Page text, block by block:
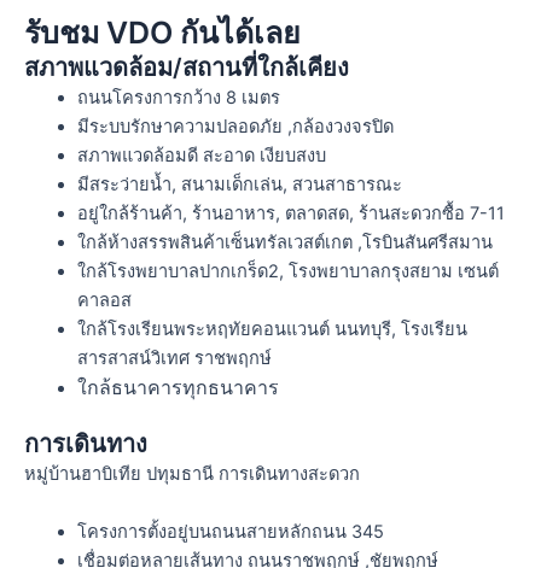
รับชม VDO กันได้เลย
สภาพแวดล้อม/สถานที่ใกล้เคียง
ถนนโครงการกว้าง 8 เมตร
มีระบบรักษาความปลอดภัย ,กล้องวงจรปิด
สภาพแวดล้อมดี สะอาด เงียบสงบ
มีสระว่ายน้ำ, สนามเด็กเล่น, สวนสาธารณะ
อยู่ใกล้ร้านค้า, ร้านอาหาร, ตลาดสด, ร้านสะดวกซื้อ 7-11
ใกล้ห้างสรรพสินค้าเซ็นทรัลเวสต์เกต ,โรบินสันศรีสมาน
ใกล้โรงพยาบาลปากเกร็ด2, โรงพยาบาลกรุงสยาม เซนต์
คาลอส
ใกล้โรงเรียนพระหฤทัยคอนแวนต์ นนทบุรี, โรงเรียน
สารสาสน์วิเทศ ราชพฤกษ์
ใกล้ธนาคารทุกธนาคาร
การเดินทาง
หมู่บ้านฮาบิเทีย ปทุมธานี การเดินทางสะดวก
โครงการตั้งอยู่บนถนนสายหลักถนน 345
เชื่อมต่อหลายเส้นทาง ถนนราชพฤกษ์ ,ชัยพฤกษ์